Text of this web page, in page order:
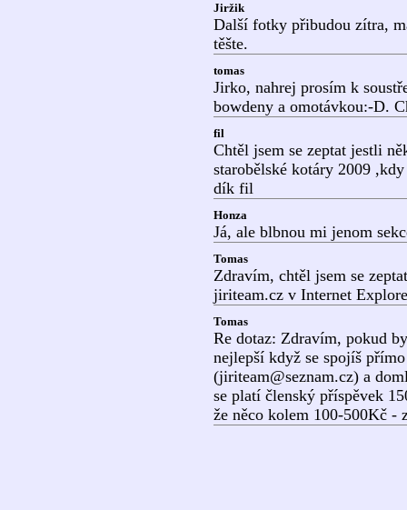
Jiržik
Další fotky přibudou zítra,
těšte.
tomas
Jirko, nahrej prosím k
bowdeny a omotávkou:-D.
fil
Chtěl jsem se zeptat jestli
starobělské kotáry 2009
dík fil
Honza
Já, ale blbnou mi jenom
Tomas
Zdravím, chtěl jsem se
jiriteam.cz v Internet
Tomas
Re dotaz: Zdravím, pokud
nejlepší když se spojíš
(jiriteam@seznam.cz) a
se platí členský příspěvek
že něco kolem 100-500Kč -